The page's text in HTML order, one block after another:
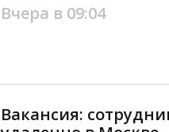
Вчера в 09:04
Вакансия: